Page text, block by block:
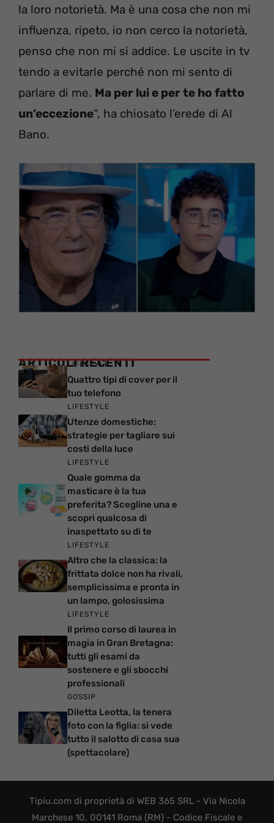
la loro notorietà. Ma è una cosa che non mi
influenza, ripeto, io non cerco la notorietà,
penso che non mi si addice. Le uscite in tv
tendo a evitarle perché non mi sento di
parlare di me. Ma per lui e per te ho fatto
un’eccezione“, ha chiosato l’erede di Al
Bano.
ARTICOLI RECENTI
LIFESTYLE
Quattro tipi di cover per il
tuo telefono
LIFESTYLE
Utenze domestiche:
strategie per tagliare sui
costi della luce
LIFESTYLE
Quale gomma da
masticare è la tua
preferita? Scegline una e
scopri qualcosa di
inaspettato su di te
LIFESTYLE
Altro che la classica: la
frittata dolce non ha rivali,
semplicissima e pronta in
un lampo, golosissima
LIFESTYLE
Il primo corso di laurea in
magia in Gran Bretagna:
tutti gli esami da
sostenere e gli sbocchi
professionali
GOSSIP
Diletta Leotta, la tenera
foto con la figlia: si vede
tutto il salotto di casa sua
(spettacolare)
Tipiu.com di proprietà di WEB 365 SRL - Via Nicola
Marchese 10, 00141 Roma (RM) - Codice Fiscale e